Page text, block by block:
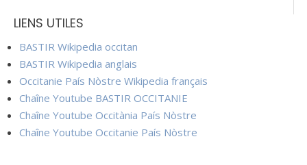
LIENS UTILES
BASTIR Wikipedia occitan
BASTIR Wikipedia anglais
Occitanie País Nòstre Wikipedia français
Chaîne Youtube BASTIR OCCITANIE
Chaîne Youtube Occitània País Nòstre
Chaîne Youtube Occitanie País Nòstre